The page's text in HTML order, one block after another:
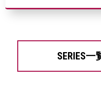
SERIES一